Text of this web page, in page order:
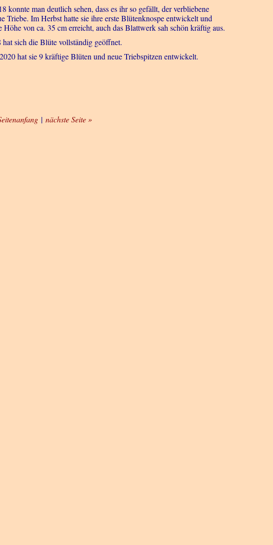
konnte man deutlich sehen, dass es ihr so gefällt, der verbliebene
Triebe. Im Herbst hatte sie ihre erste Blütenknospe entwickelt und
Höhe von ca. 35 cm erreicht, auch das Blattwerk sah schön kräftig aus.
sich die Blüte vollständig geöffnet.
hat sie 9 kräftige Blüten und neue Triebspitzen entwickelt.
| nächste Seite »